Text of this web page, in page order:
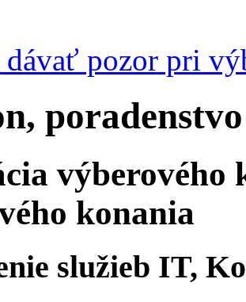
dávať pozor pri
konania
služieb IT,